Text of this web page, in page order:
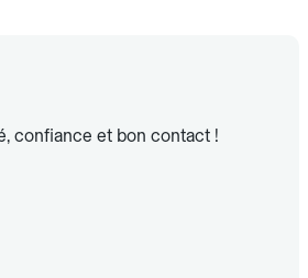
confiance et bon contact !